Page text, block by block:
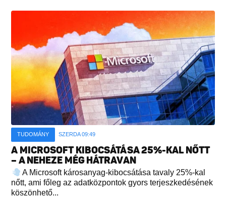
TUDOMÁNY SZERDA 09:49
A MICROSOFT KIBOCSÁTÁSA 25%-KAL NŐTT
– A NEHEZE MÉG HÁTRAVAN
A Microsoft károsanyag-kibocsátása tavaly 25%-kal
nőtt, ami főleg az adatközpontok gyors terjeszkedésének
köszönhető...